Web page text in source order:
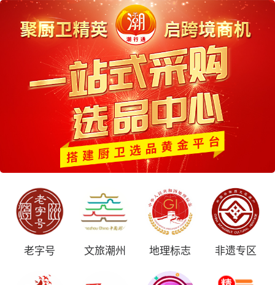
老字号 文旅潮州 地理标志 非遗专区